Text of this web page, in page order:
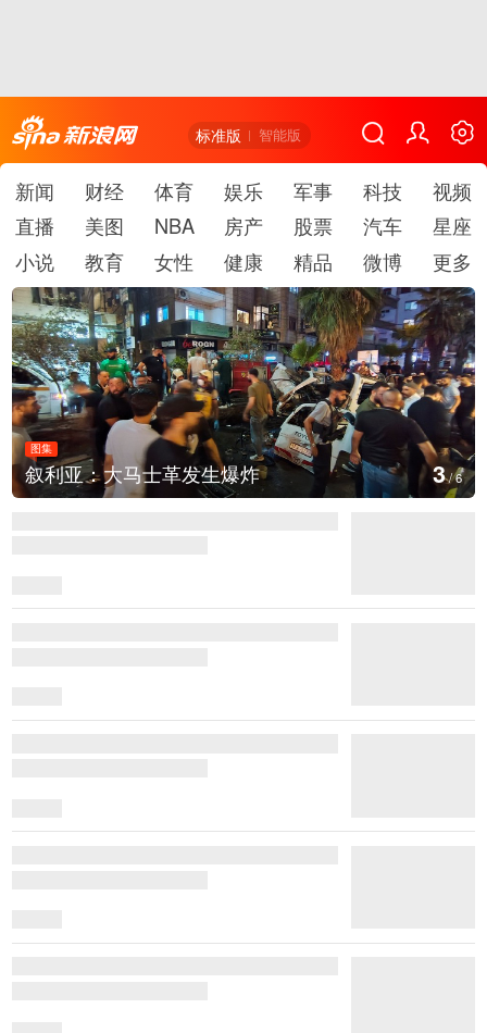
标准版 智能版
新闻 财经 体育 娱乐 军事 科技
视频
直播
美图 NBA 房产 股票 汽车
星座
小说
教育 女性 健康 精品 微博 更多
图集
叙利亚：大马士革发生爆炸 4/6